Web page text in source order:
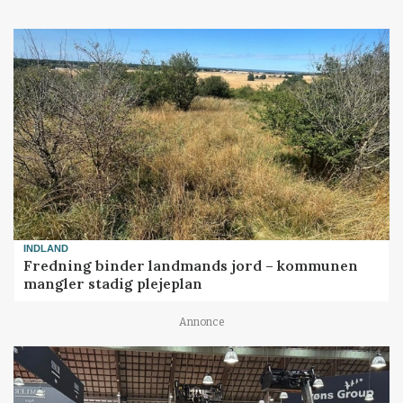
INDLAND
Fredning binder landmands jord – kommunen
mangler stadig plejeplan
Annonce